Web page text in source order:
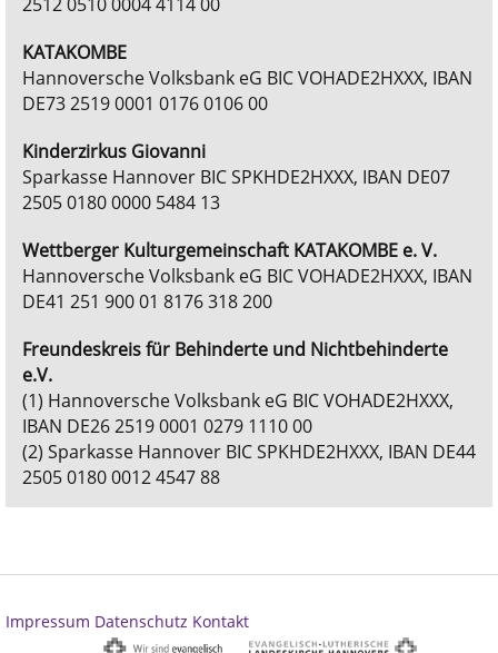
KATAKOMBE
Hannoversche Volksbank eG BIC VOHADE2HXXX, IBAN
DE73 2519 0001 0176 0106 00
Kinderzirkus Giovanni
Sparkasse Hannover BIC SPKHDE2HXXX, IBAN DE07
2505 0180 0000 5484 13
Wettberger Kulturgemeinschaft KATAKOMBE e. V.
Hannoversche Volksbank eG BIC VOHADE2HXXX, IBAN
DE41 251 900 01 8176 318 200
Freundeskreis für Behinderte und Nichtbehinderte
e.V.
(1) Hannoversche Volksbank eG BIC VOHADE2HXXX,
IBAN DE26 2519 0001 0279 1110 00
(2) Sparkasse Hannover BIC SPKHDE2HXXX, IBAN DE44
2505 0180 0012 4547 88
Impressum Datenschutz Kontakt